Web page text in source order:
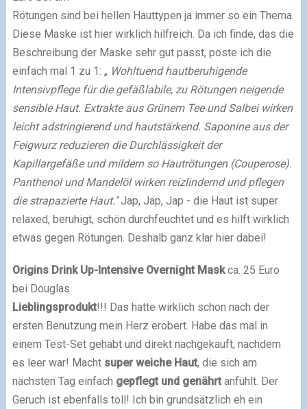
Rötungen sind bei hellen Hauttypen ja immer so ein Thema.
Diese Maske ist hier wirklich hilfreich. Da ich finde, das die
Beschreibung der Maske sehr gut passt, poste ich die
einfach mal 1 zu 1: „ Wohltuend hautberuhigende
Intensivpflege für die gefäßlabile, zu Rötungen neigende
sensible Haut. Extrakte aus Grünem Tee und Salbei wirken
leicht adstringierend und hautstärkend. Saponine aus der
Feigwurz reduzieren die Durchlässigkeit der
Kapillargefäße und mildern so Hautrötungen (Couperose).
Panthenol und Mandelöl wirken reizlindernd und pflegen
die strapazierte Haut."Jap, Jap, Jap - die Haut ist super
relaxed, beruhigt, schön durchfeuchtet und es hilft wirklich
etwas gegen Rötungen. Deshalb ganz klar hier dabei!
Origins Drink Up-Intensive Overnight Maskca. 25 Euro
bei Douglas
Lieblingsprodukt!!! Das hatte wirklich schon nach der
ersten Benutzung mein Herz erobert. Habe das mal in
einem Test-Set gehabt und direkt nachgekauft, nachdem
es leer war! Macht super weiche Haut, die sich am
nächsten Tag einfach gepflegt und genährtanfühlt. Der
Geruch ist ebenfalls toll! Ich bin grundsätzlich eh ein